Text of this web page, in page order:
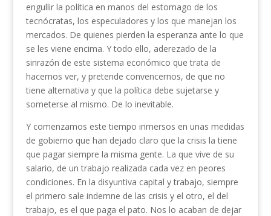
engullir la política en manos del estomago de los
tecnócratas, los especuladores y los que manejan los
mercados. De quienes pierden la esperanza ante lo que
se les viene encima. Y todo ello, aderezado de la
sinrazón de este sistema económico que trata de
hacernos ver, y pretende convencernos, de que no
tiene alternativa y que la política debe sujetarse y
someterse al mismo. De lo inevitable.
Y comenzamos este tiempo inmersos en unas medidas
de gobierno que han dejado claro que la crisis la tiene
que pagar siempre la misma gente. La que vive de su
salario, de un trabajo realizada cada vez en peores
condiciones. En la disyuntiva capital y trabajo, siempre
el primero sale indemne de las crisis y el otro, el del
trabajo, es el que paga el pato. Nos lo acaban de dejar